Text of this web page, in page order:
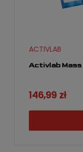
Activlab Mass
ACTIVLAB
146,99 zł